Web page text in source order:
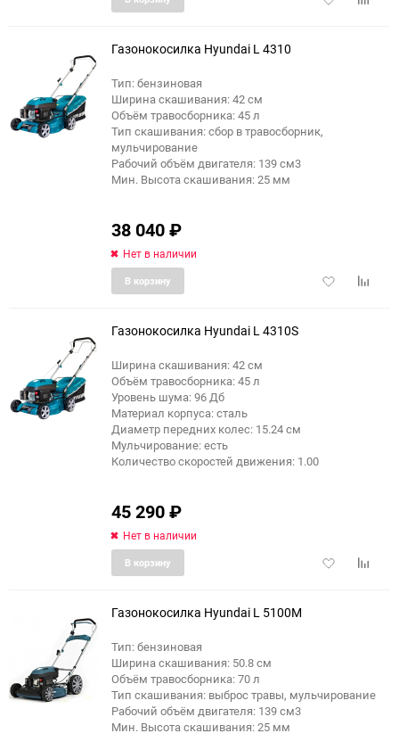
Газонокосилка Hyundai L 4310
Тип: бензиновая
Ширина скашивания: 42 см
Объём травосборника: 45 л
Тип скашивания: сбор в травосборник,
мульчирование
Рабочий объём двигателя: 139 см3
Мин. Высота скашивания: 25 мм
38 040₽
Нет в наличии
Добавить
В корзину
Газонокосилка Hyundai L 4310S
Ширина скашивания: 42 см
Объём травосборника: 45 л
Уровень шума: 96 Дб
Материал корпуса: сталь
Диаметр передних колес: 15.24 см
Мульчирование: есть
Количество скоростей движения: 1.00
45 290₽
Нет в наличии
Добавить
В корзину
Газонокосилка Hyundai L 5100M
Тип: бензиновая
Ширина скашивания: 50.8 см
Объём травосборника: 70 л
Тип скашивания: выброс травы, мульчирование
Рабочий объём двигателя: 139 см3
Мин. Высота скашивания: 25 мм